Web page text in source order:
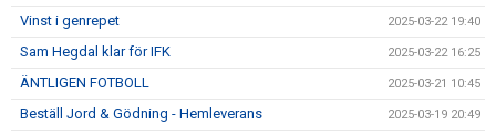
Vinst i genrepet 2025-03-22 19:40
Sam Hegdal klar för IFK 2025-03-22 16:25
ÄNTLIGEN FOTBOLL 2025-03-21 10:45
Beställ Jord & Gödning - Hemleverans 2025-03-19 20:49